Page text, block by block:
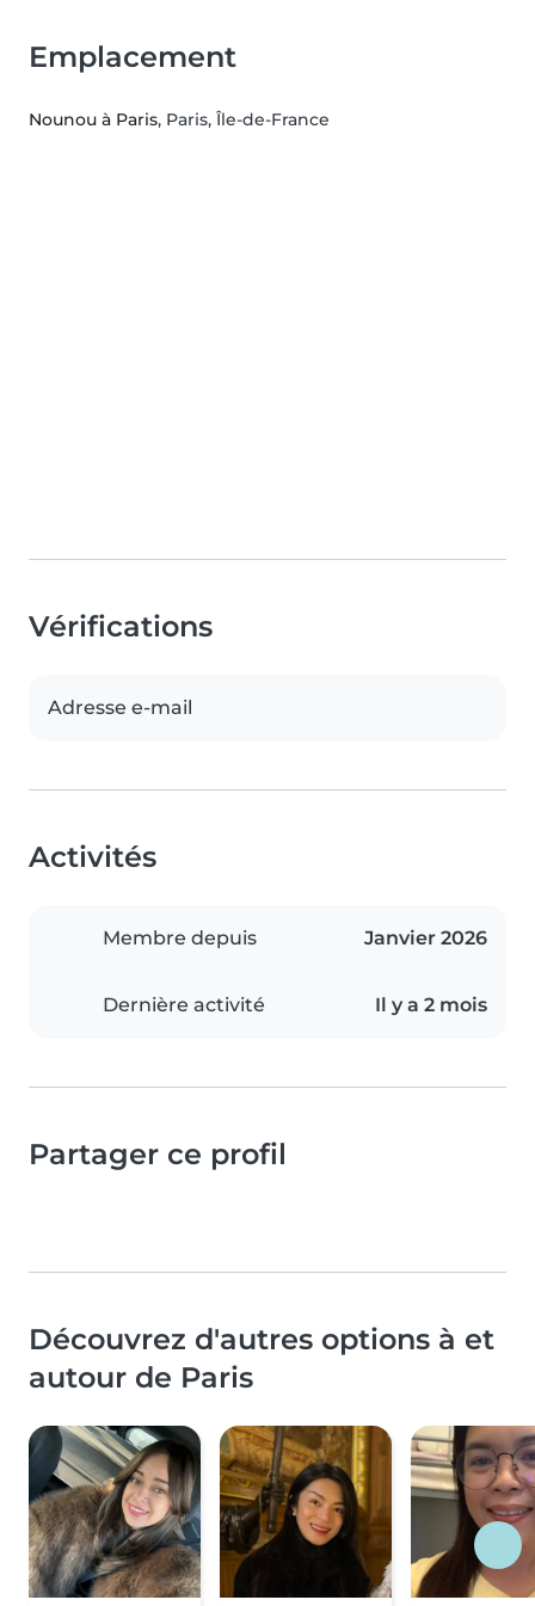
Emplacement
Nounou à Paris, Paris, Île-de-France
Vérifications
Adresse e-mail
Activités
Membre depuis Janvier 2026
Dernière activité Il y a 2 mois
Partager ce profil
Découvrez d'autres options à et
autour de Paris